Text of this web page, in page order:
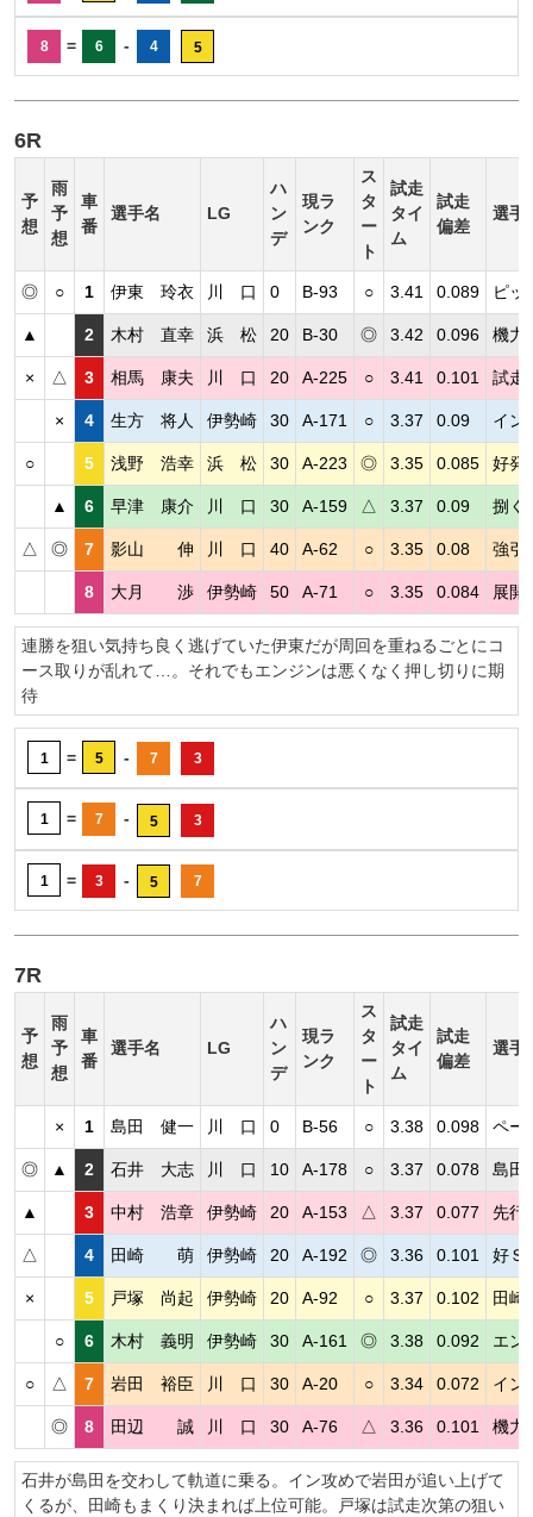
8 = 6 - 4 5
6R
予
想
雨
予
想
車
番
選手名 LG
ハ
ン
デ
現ラ
ンク
ス
タ
ー
ト
試走
タイ
ム
試走
偏差
選手
◎ ○ 1 伊東 玲衣 川 口 0 B-93 ○ 3.41 0.089 ピッ
▲ 2 木村 直幸 浜 松 20 B-30 ◎ 3.42 0.096 機力
× △ 3 相馬 康夫 川 口 20 A-225 ○ 3.41 0.101 試走
× 4 生方 将人 伊勢崎 30 A-171 ○ 3.37 0.09 イン
○ 5 浅野 浩幸 浜 松 30 A-223 ◎ 3.35 0.085 好発
▲ 6 早津 康介 川 口 30 A-159 △ 3.37 0.09 捌く
△ ◎ 7 影山 伸 川 口 40 A-62 ○ 3.35 0.08 強引
8 大月 渉 伊勢崎 50 A-71 ○ 3.35 0.084 展
連勝を狙い気持ち良く逃げていた伊東だが周回を重ねるごとにコ
ース取りが乱れて…。それでもエンジンは悪くなく押し切りに期
待
1 = 5 - 7 3
1 = 7 - 5 3
1 = 3 - 5 7
7R
予
想
雨
予
想
車
番
選手名 LG
ハ
ン
デ
現ラ
ンク
ス
タ
ー
ト
試走
タイ
ム
試走
偏差
選手
× 1 島田 健一 川 口 0 B-56 ○ 3.38 0.098 ペー
◎ ▲ 2 石井 大志 川 口 10 A-178 ○ 3.37 0.078 島田
▲ 3 中村 浩章 伊勢崎 20 A-153 △ 3.37 0.077 先行
△ 4 田崎 萌 伊勢崎 20 A-192 ◎ 3.36 0.101 好Ｓ
× 5 戸塚 尚起 伊勢崎 20 A-92 ○ 3.37 0.102 田崎
○ 6 木村 義明 伊勢崎 30 A-161 ◎ 3.38 0.092 エン
○ △ 7 岩田 裕臣 川 口 30 A-20 ○ 3.34 0.072 イン
◎ 8 田辺 誠 川 口 30 A-76 △ 3.36 0.101 機力
石井が島田を交わして軌道に乗る。イン攻めで岩田が追い上げて
くるが、田崎もまくり決まれば上位可能。戸塚は試走次第の狙い